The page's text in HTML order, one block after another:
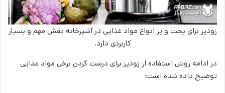
زودپز برای پخت و پز انواع مواد غذایی در آشپزخانه نقش مهم و بسیار
کاربردی دارد.
در ادامه روش استفاده از زودپز برای درست کردن برخی مواد غذایی
توضیح داده شده است: